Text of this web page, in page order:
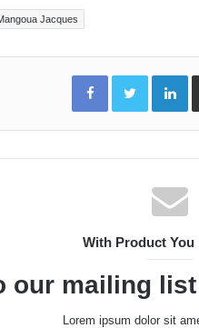
Jacques
FacebookTwitter
With Product You
our mailing
Lorem ipsum dolor sit